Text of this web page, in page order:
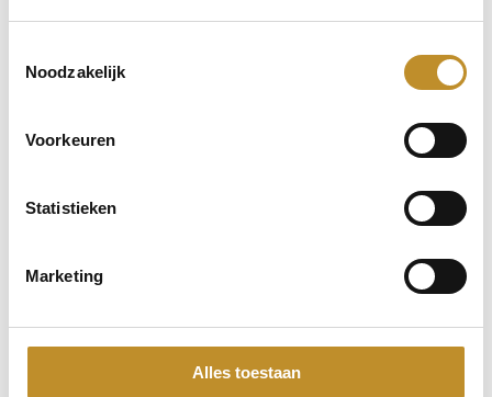
Noodzakelijk
Voorkeuren
Statistieken
Marketing
Alles toestaan